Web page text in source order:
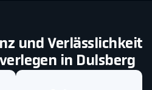
und Verlässlichkeit
in Dulsberg